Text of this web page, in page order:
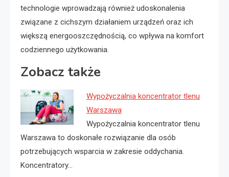
technologie wprowadzają również udoskonalenia
związane z cichszym działaniem urządzeń oraz ich
większą energooszczędnością, co wpływa na komfort
codziennego użytkowania.
Zobacz także
Wypożyczalnia koncentrator tlenu
Warszawa
Wypożyczalnia koncentrator tlenu
Warszawa to doskonałe rozwiązanie dla osób
potrzebujących wsparcia w zakresie oddychania.
Koncentratory…